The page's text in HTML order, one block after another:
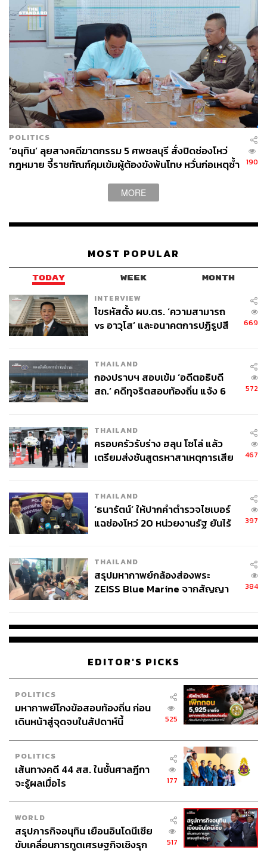
POLITICS
‘อนุทิน’ ลุยสางคดีฆาตกรรม 5 ศพชลบุรี สั่งปิดช่องโหว่
กฎหมาย จี้ราชทัณฑ์คุมเข้มผู้ต้องขังพ้นโทษ หวั่นก่อเหตุซ้ำ
190
MORE
MOST POPULAR
TODAY WEEK MONTH
INTERVIEW
ไขรหัสตั้ง ผบ.ตร. ‘ความสามารถ
vs อาวุโส’ และอนาคตการปฏิรูปสี
669
THAILAND
กองปราบฯ สอบเข้ม ‘อดีตอธิบดี
สถ.’ คดีทุจริตสอบท้องถิ่น แจ้ง 6
572
THAILAND
ครอบครัวรับร่าง ฮลุน โซโล่ แล้ว
เตรียมส่งชันสูตรหาสาเหตุการเสีย
467
THAILAND
‘ธนารัตน์’ ให้ปากคำตำรวจไซเบอร์
แฉช่องโหว่ 20 หน่วยงานรัฐ ยันไร้
397
THAILAND
สรุปมหากาพย์กล้องส่องพระ
ZEISS Blue Marine จากสัญญา
จ่ายหนี้-แอบระบุแบรนด์
384
EDITOR'S PICKS
POLITICS
มหากาพย์โกงข้อสอบท้องถิ่น ก่อน
เดินหน้าสู่จุดจบในสัปดาห์นี้
525
POLITICS
เส้นทางคดี 44 สส. ในชั้นศาลฎีกา
จะรู้ผลเมื่อไร
177
WORLD
สรุปภารกิจอนุทิน เยือนอินโดนีเซีย
ขับเคลื่อนการทูตเศรษฐกิจเชิงรุก
517